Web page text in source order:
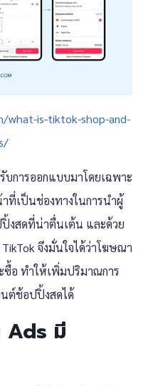
is-tiktok-shop-and-
การออกแบบมาโดยเฉพาะ
ที่เป็นช่องทางในการนำผู้
ปิ้งสดที่น่าตื่นเต้น และด้วย
จึงมั่นใจได้ว่าโฆษณา
ซื้อ ทำให้เพิ่มปริมาณการ
นต์ช้อปปิ้งสดได้
Ads มี